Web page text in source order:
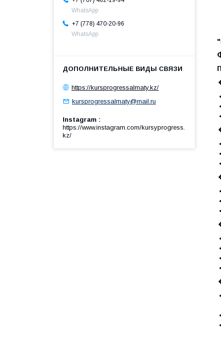
WhatsApp
+7 (778) 470-20-96
WhatsApp
https://kursprogressalmaty.kz/
kursprogressalmaty@mail.ru
Instagram
https://www.instagram.com/kursyprogress.
kz/